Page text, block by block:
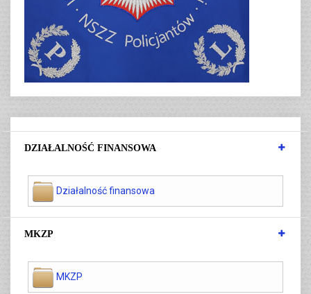
DZIAŁALNOŚĆ FINANSOWA
Działalność finansowa
MKZP
MKZP